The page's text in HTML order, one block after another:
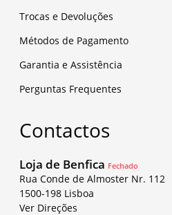
Trocas e Devoluções
Métodos de Pagamento
Garantia e Assistência
Perguntas Frequentes
Contactos
Loja de Benfica Fechado
Rua Conde de Almoster Nr. 112
1500-198 Lisboa
Ver Direções